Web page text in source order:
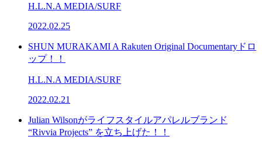
H.L.N.A MEDIA/SURF
2022.02.25
SHUN MURAKAMI A Rakuten Original Documentaryドロ
ップ！！
H.L.N.A MEDIA/SURF
2022.02.21
Julian Wilsonがライフスタイルアパレルブランド
“Rivvia Projects” を立ち上げた！！